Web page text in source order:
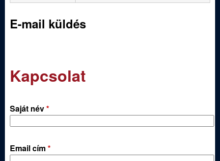
s
z
E
g
E-mail küldés
Kapcsolat
Saját név*
Email cím*